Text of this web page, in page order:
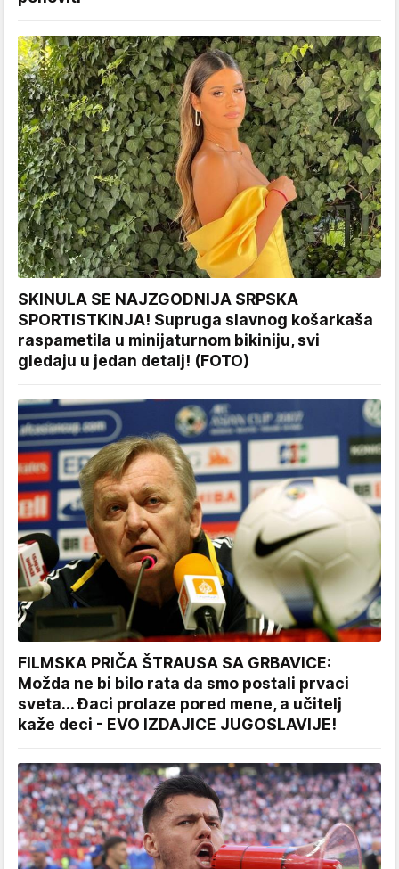
SKINULA SE NAJZGODNIJA SRPSKA
SPORTISTKINJA! Supruga slavnog košarkaša
raspametila u minijaturnom bikiniju, svi
gledaju u jedan detalj! (FOTO)
FILMSKA PRIČA ŠTRAUSA SA GRBAVICE:
Možda ne bi bilo rata da smo postali prvaci
sveta... Đaci prolaze pored mene, a učitelj
kaže deci - EVO IZDAJICE JUGOSLAVIJE!